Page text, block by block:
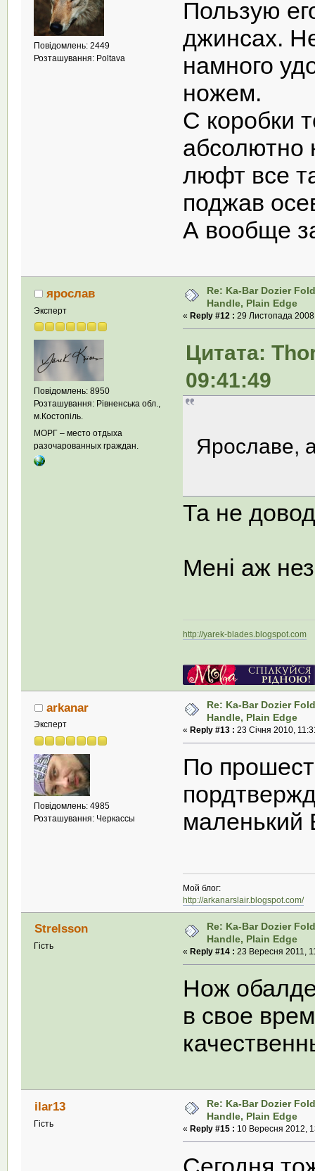
Повідомлень: 2449
Розташування: Poltava
Пользую
джинсах.
намного
ножем.
С коробки
абсолютно
люфт все
поджав
А вообще
ярослав
Эксперт
Повідомлень: 8950
Розташування: Рівненська обл.,
м.Костопіль.
МОРГ – место отдыха
разочарованных граждан.
Re: Ka-Bar Dozier
Handle, Plain Edge
« Reply #12 : 29 Листопада
Цитата:
09:41:49
Ярославе,
Та не
Мені аж
http://yarek-blades.blogspot.com
arkanar
Эксперт
Повідомлень: 4985
Розташування: Черкассы
Re: Ka-Bar Dozier
Handle, Plain Edge
« Reply #13 : 23 Січня 2010,
По
маленький
Мой блог:
http://arkanarslair.blogspot.com/
Strelsson
Гість
Re: Ka-Bar Dozier
Handle, Plain Edge
« Reply #14 : 23 Вересня 2011,
Нож
в свое
ilar13
Гість
Re: Ka-Bar Dozier
Handle, Plain Edge
« Reply #15 : 10 Вересня 2012,